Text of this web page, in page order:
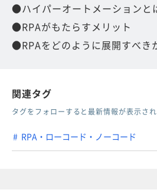
●ハイパーオートメーションと
●RPAがもたらすメリット
●RPAをどのように展開すべき
関連タグ
タグをフォローすると最新情報が表示さ
RPA・ローコード・ノーコード